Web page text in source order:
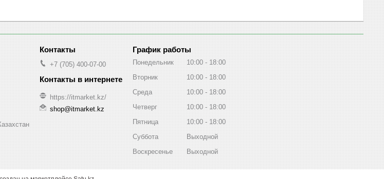
+7 (705) 400-07-00
https://itmarket.kz/
shop@itmarket.kz
График работы
Понедельник 10:00
18:00
Вторник
10:00
18:00
Среда
10:00
18:00
Четверг
10:00
18:00
Пятница
10:00
18:00
Суббота
Выходной
Воскресенье
Выходной